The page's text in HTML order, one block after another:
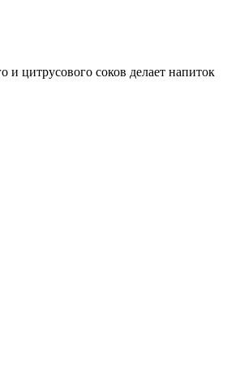
цитрусового соков делает напиток